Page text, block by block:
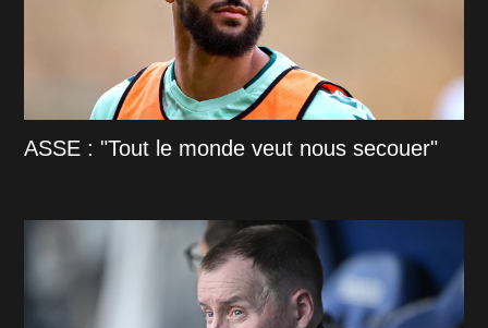
ASSE : "Tout le monde veut nous secouer"